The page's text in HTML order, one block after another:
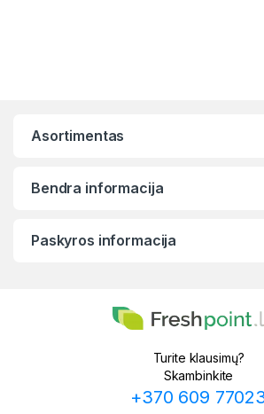
Asortimentas
Bendra informacija
Paskyros informacija
Turite klausimų?
Skambinkite
+370 609